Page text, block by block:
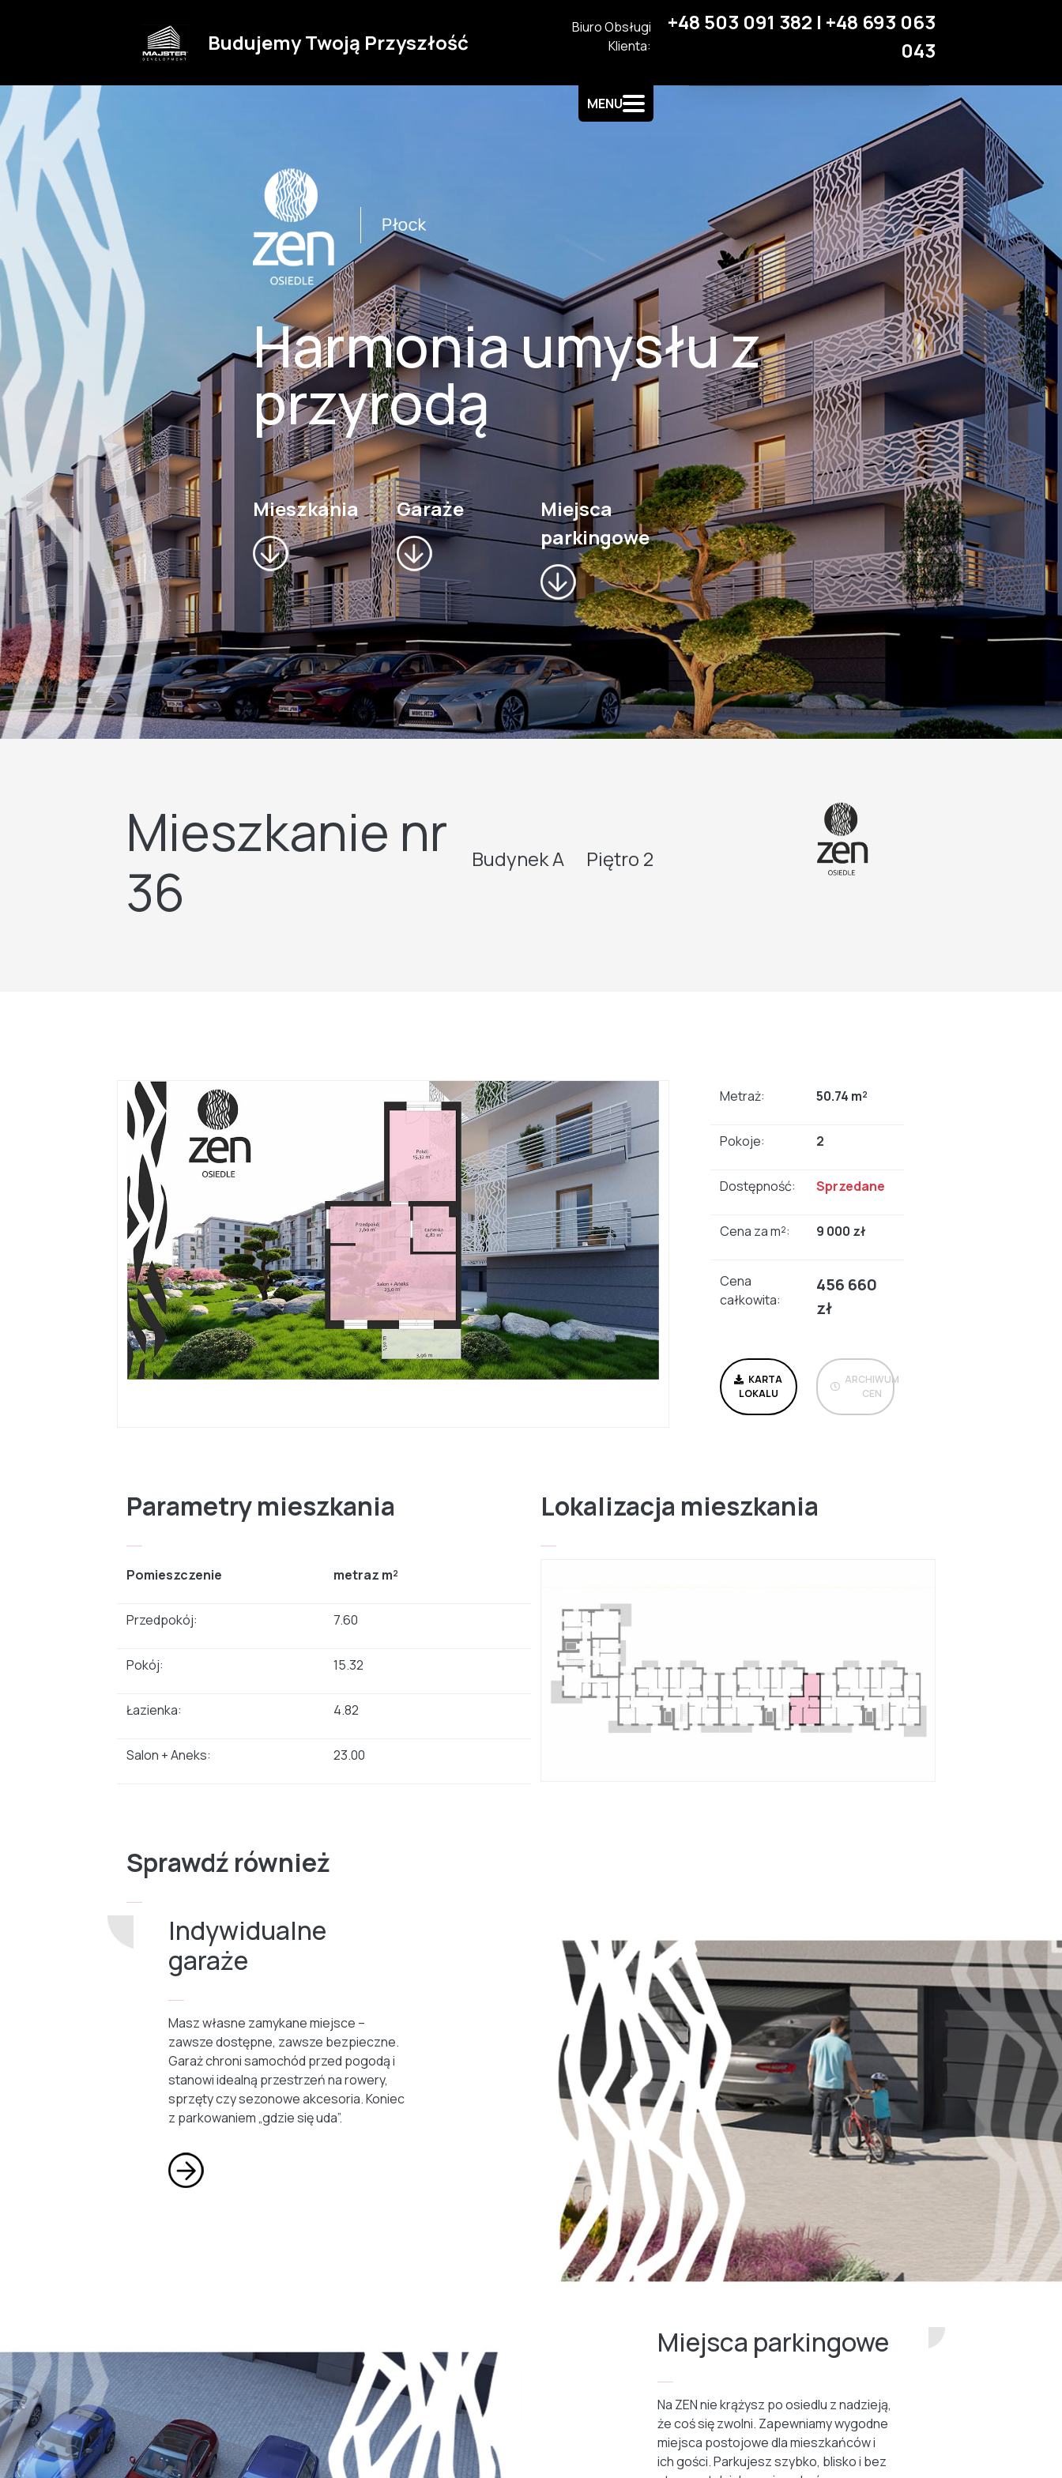
Budujemy Twoją Przyszłość
Biuro Obsługi
Klienta:
+48 503 091 382 | +48 693 063
043
MENU
Miejsca parkingowe
Harmonia umysłu z
przyrodą
Mieszkania Garaże
Miejsca
parkingowe
Mieszkanie nr
36
Budynek A Piętro 2
Metraż: 50.74 m²
Pokoje: 2
Dostępność: Sprzedane
Cena za m²: 9 000 zł
Cena
całkowita:
456 660
zł
KARTA
LOKALU
ARCHIWUM
CEN
Parametry mieszkania
Pomieszczenie metraz m²
Przedpokój: 7.60
Pokój: 15.32
Łazienka: 4.82
Salon + Aneks: 23.00
Lokalizacja mieszkania
Sprawdź również
Indywidualne
garaże
Masz własne zamykane miejsce –
zawsze dostępne, zawsze bezpieczne.
Garaż chroni samochód przed pogodą i
stanowi idealną przestrzeń na rowery,
sprzęty czy sezonowe akcesoria. Koniec
z parkowaniem „gdzie się uda”.
Miejsca parkingowe
Na ZEN nie krążysz po osiedlu z nadzieją,
że coś się zwolni. Zapewniamy wygodne
miejsca postojowe dla mieszkańców i
ich gości. Parkujesz szybko, blisko i bez